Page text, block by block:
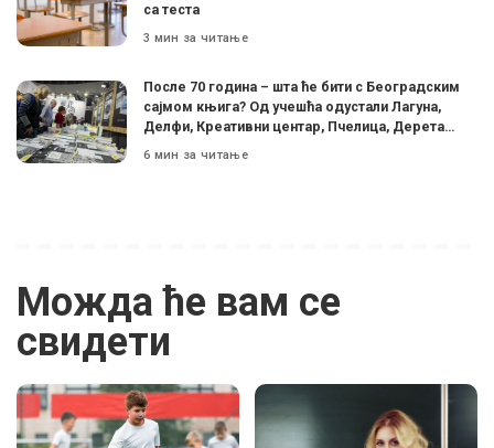
са теста
3 мин за читање
После 70 година – шта ће бити с Београдским
сајмом књига? Од учешћа одустали Лагуна,
Делфи, Креативни центар, Пчелица, Дерета…
6 мин за читање
Можда ће вам се
свидети